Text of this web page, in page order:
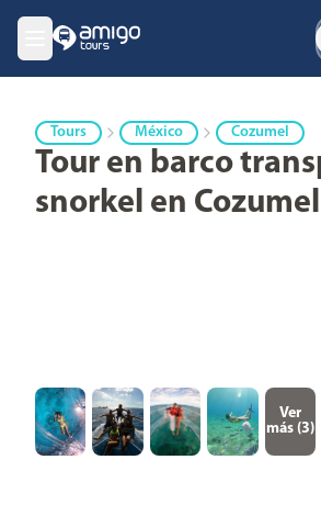
Tours México Cozumel
Tour en barco
snorkel en Cozumel
Ver
más (3)